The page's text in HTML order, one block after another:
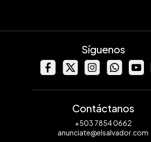
Síguenos
Contáctanos
+503 7854 0662
anunciate@elsalvador.com